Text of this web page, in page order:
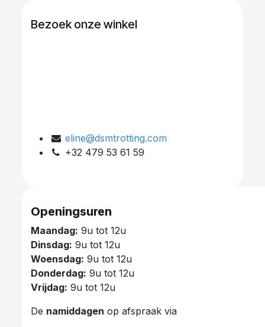
Bezoek onze winkel
eline@dsmtrotting.com
+32 479 53 61 59
Openingsuren
Maandag: 9u tot 12u
Dinsdag: 9u tot 12u
Woensdag: 9u tot 12u
Donderdag: 9u tot 12u
Vrijdag: 9u tot 12u
De namiddagen op afspraak via